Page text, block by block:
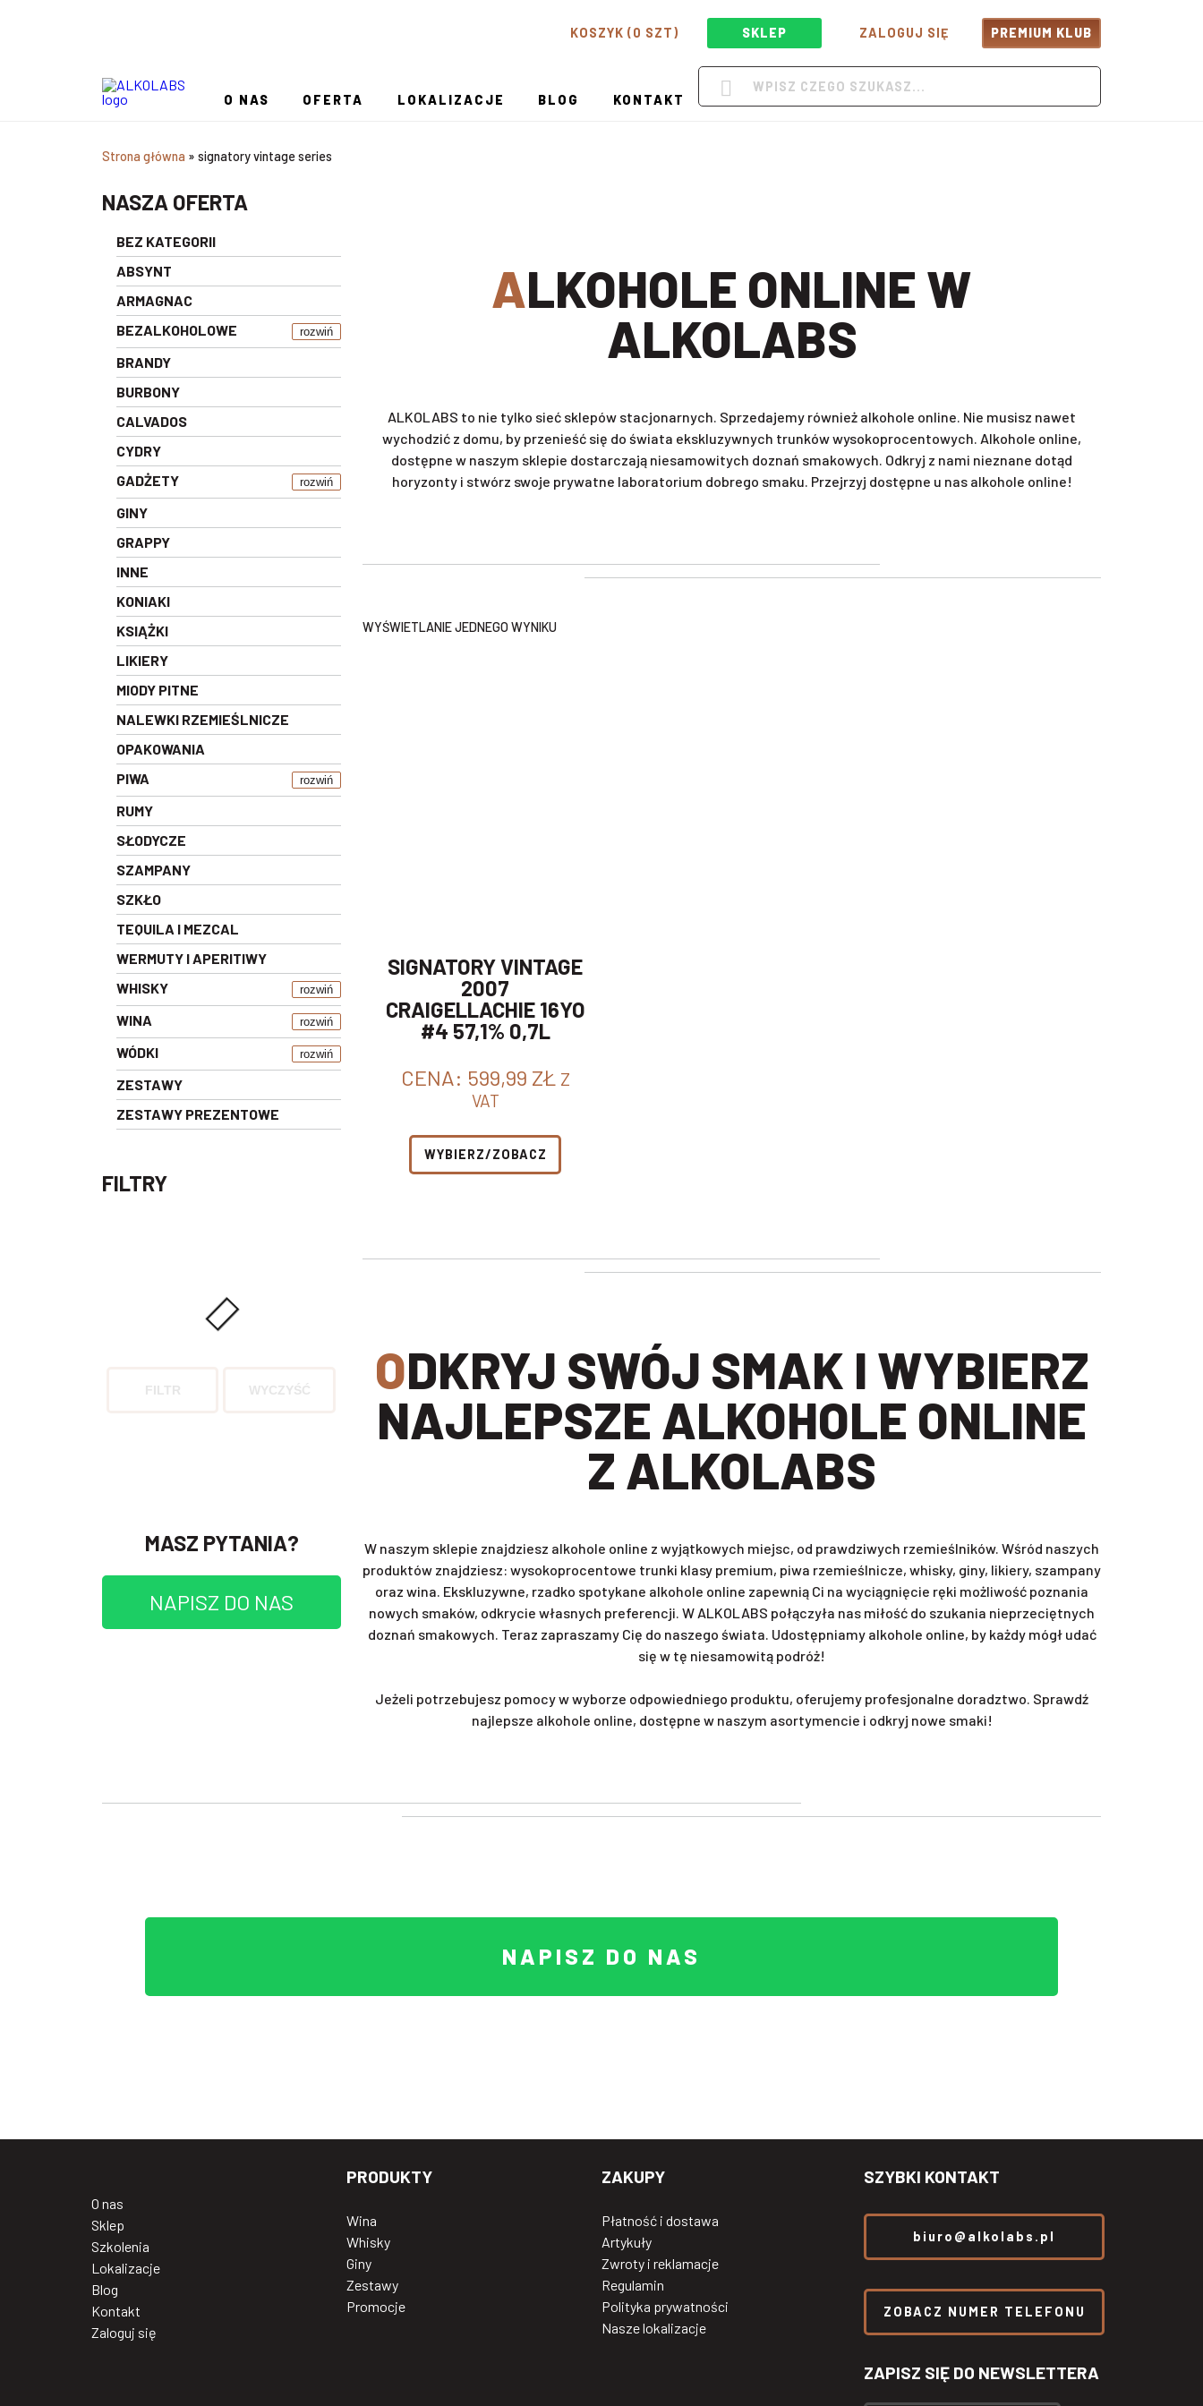
KOSZYK (0 SZT) SKLEP ZALOGUJ SIĘ PREMIUM KLUB
O NAS OFERTA LOKALIZACJE BLOG KONTAKT
Strona główna » signatory vintage series
NASZA OFERTA
BEZ KATEGORII
ABSYNT
ARMAGNAC
BEZALKOHOLOWE
rozwiń
BRANDY
BURBONY
CALVADOS
CYDRY
GADŻETY
rozwiń
GINY
GRAPPY
INNE
KONIAKI
KSIĄŻKI
LIKIERY
MIODY PITNE
NALEWKI RZEMIEŚLNICZE
OPAKOWANIA
PIWA
rozwiń
RUMY
SŁODYCZE
SZAMPANY
SZKŁO
TEQUILA I MEZCAL
WERMUTY I APERITIWY
WHISKY
rozwiń
WINA rozwiń
WÓDKI rozwiń
ZESTAWY
ZESTAWY PREZENTOWE
FILTRY
FILTR WYCZYŚĆ
MASZ PYTANIA?
NAPISZ DO NAS
ALKOHOLE ONLINE W
ALKOLABS
ALKOLABS to nie tylko sieć sklepów stacjonarnych. Sprzedajemy również alkohole online. Nie musisz nawet
wychodzić z domu, by przenieść się do świata ekskluzywnych trunków wysokoprocentowych. Alkohole online,
dostępne w naszym sklepie dostarczają niesamowitych doznań smakowych. Odkryj z nami nieznane dotąd
horyzonty i stwórz swoje prywatne laboratorium dobrego smaku. Przejrzyj dostępne u nas alkohole online!
WYŚWIETLANIE JEDNEGO WYNIKU
SIGNATORY VINTAGE
2007
CRAIGELLACHIE 16YO
#4 57,1% 0,7L
CENA: 599,99 ZŁ Z
VAT
WYBIERZ/ZOBACZ
ODKRYJ SWÓJ SMAK I WYBIERZ
NAJLEPSZE ALKOHOLE ONLINE
Z ALKOLABS
W naszym sklepie znajdziesz alkohole online z wyjątkowych miejsc, od prawdziwych rzemieślników. Wśród naszych
produktów znajdziesz: wysokoprocentowe trunki klasy premium, piwa rzemieślnicze, whisky, giny, likiery, szampany
oraz wina. Ekskluzywne, rzadko spotykane alkohole online zapewnią Ci na wyciągnięcie ręki możliwość poznania
nowych smaków, odkrycie własnych preferencji. W ALKOLABS połączyła nas miłość do szukania nieprzeciętnych
doznań smakowych. Teraz zapraszamy Cię do naszego świata. Udostępniamy alkohole online, by każdy mógł udać
się w tę niesamowitą podróż!
Jeżeli potrzebujesz pomocy w wyborze odpowiedniego produktu, oferujemy profesjonalne doradztwo. Sprawdź
najlepsze alkohole online, dostępne w naszym asortymencie i odkryj nowe smaki!
NAPISZ DO NAS
O nas
Sklep
Szkolenia
Lokalizacje
Blog
Kontakt
Zaloguj się
PRODUKTY
Wina
Whisky
Giny
Zestawy
Promocje
ZAKUPY
Płatność i dostawa
Artykuły
Zwroty i reklamacje
Regulamin
Polityka prywatności
Nasze lokalizacje
SZYBKI KONTAKT
biuro@alkolabs.pl
ZOBACZ NUMER TELEFONU
ZAPISZ SIĘ DO NEWSLETTERA